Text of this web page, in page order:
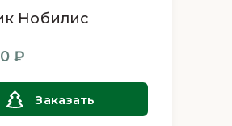
от ElkaDelivery – это не
идеальным дополнением к
атмосферу настоящего
Сделайте свой выбор в
и устойчивости с
Нобилис
₽
Заказать